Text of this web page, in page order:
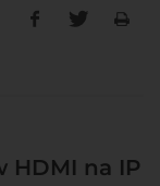
HDMI na IP